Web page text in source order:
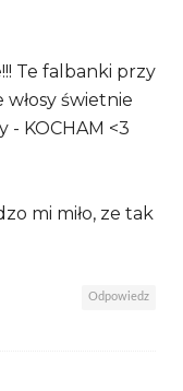
Te falbanki przy
świetnie
- KOCHAM <3
mi miło, ze tak
Odpowiedz